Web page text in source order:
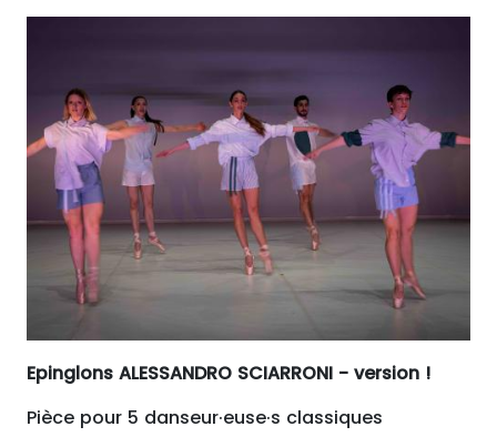
Epinglons ALESSANDRO SCIARRONI - version !
Pièce pour 5 danseur·euse·s classiques